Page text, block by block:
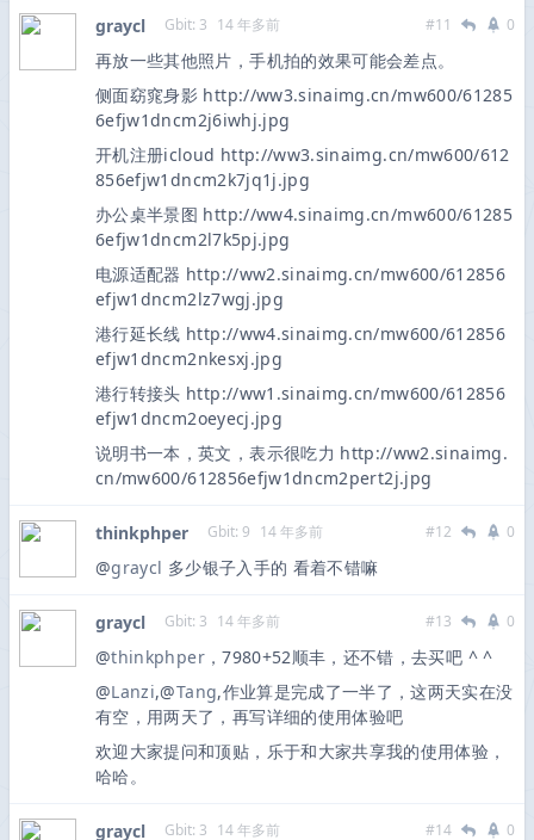
graycl Gbit: 3 14 年多前 #11 0
再放一些其他照片，手机拍的效果可能会差点。
侧面窈窕身影 http://ww3.sinaimg.cn/mw600/61285
6efjw1dncm2j6iwhj.jpg
开机注册icloud http://ww3.sinaimg.cn/mw600/612
856efjw1dncm2k7jq1j.jpg
办公桌半景图 http://ww4.sinaimg.cn/mw600/61285
6efjw1dncm2l7k5pj.jpg
电源适配器 http://ww2.sinaimg.cn/mw600/612856
efjw1dncm2lz7wgj.jpg
港行延长线 http://ww4.sinaimg.cn/mw600/612856
efjw1dncm2nkesxj.jpg
港行转接头 http://ww1.sinaimg.cn/mw600/612856
efjw1dncm2oeyecj.jpg
说明书一本，英文，表示很吃力 http://ww2.sinaimg.
cn/mw600/612856efjw1dncm2pert2j.jpg
thinkphper Gbit: 9 14 年多前 #12 0
@graycl 多少银子入手的 看着不错嘛
graycl Gbit: 3 14 年多前 #13 0
@thinkphper，7980+52顺丰，还不错，去买吧 ^ ^
@Lanzi,@Tang,作业算是完成了一半了，这两天实在没
有空，用两天了，再写详细的使用体验吧
欢迎大家提问和顶贴，乐于和大家共享我的使用体验，
哈哈。
graycl Gbit: 3 14 年多前 #14 0